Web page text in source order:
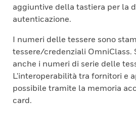
aggiuntive della tastiera per la
autenticazione.
I numeri delle tessere sono
tessere/credenziali OmniClass.
anche i numeri di serie delle
L'interoperabilità tra fornitori e
possibile tramite la memoria
card.